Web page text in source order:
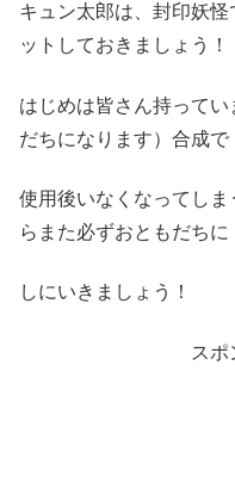
キュン太郎は、封印妖
ットしておきましょう！
はじめは皆さん持って
だちになります）合成で
使用後いなくなってし
らまた必ずおともだちに
しにいきましょう！
スポ